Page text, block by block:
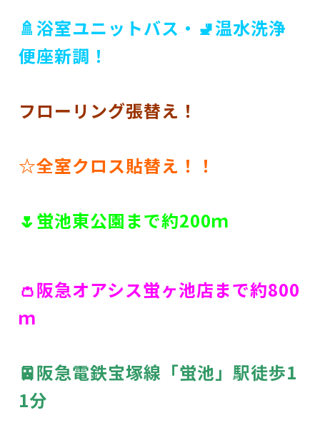
🚿浴室ユニットバス・🚽温水洗浄
便座新調 ！
フローリング張替え！
☆全室クロス貼替え！！
🌷蛍池東公園まで約200ｍ
👛阪急オアシス蛍ヶ池店まで約800
ｍ
🚈阪急電鉄宝塚線「蛍池」駅徒歩1
1分